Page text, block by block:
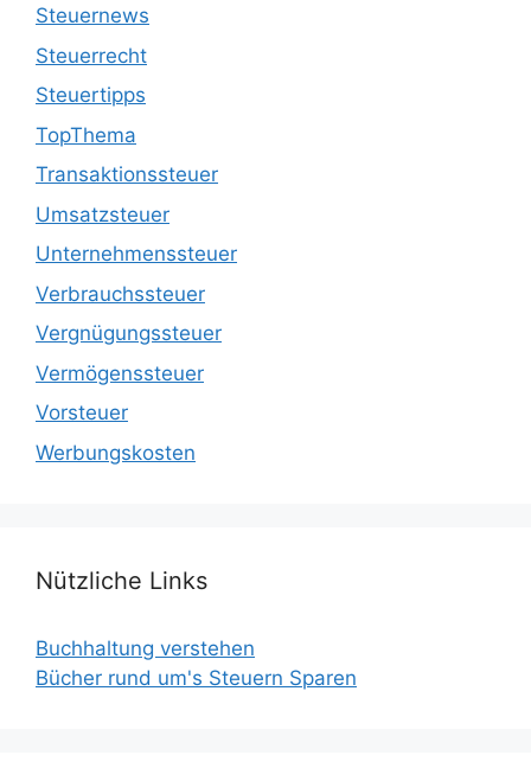
Steuernews
Steuerrecht
Steuertipps
TopThema
Transaktionssteuer
Umsatzsteuer
Unternehmenssteuer
Verbrauchssteuer
Vergnügungssteuer
Vermögenssteuer
Vorsteuer
Werbungskosten
Nützliche Links
Buchhaltung verstehen
Bücher rund um's Steuern Sparen